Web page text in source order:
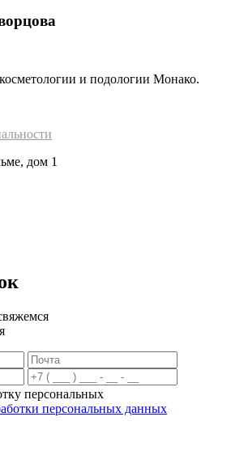
и подологии Монако.
дом 1
персональных
персональных данных